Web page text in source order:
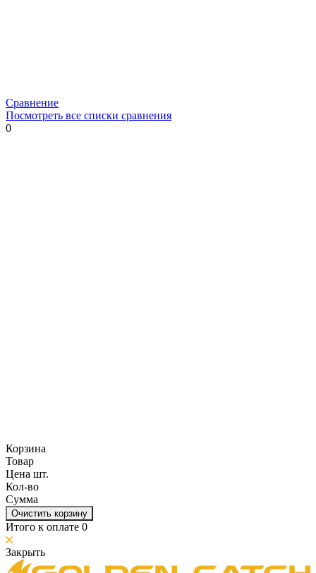
Сравнение
Посмотреть все списки сравнения
0
Корзина
Товар
Цена шт.
Кол-во
Сумма
Очистить корзину
Итого к оплате 0
Закрыть